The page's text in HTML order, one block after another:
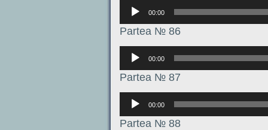
Аудиоплеер
00:00
Partea № 86
Аудиоплеер
00:00
Partea № 87
Аудиоплеер
00:00
Partea № 88